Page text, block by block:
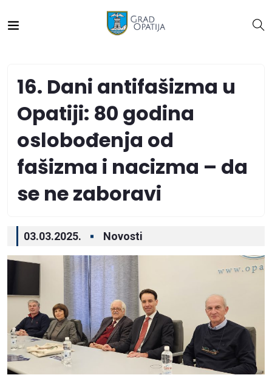
16. Dani antifašizma u
Opatiji: 80 godina
oslobođenja od
fašizma i nacizma – da
se ne zaboravi
03.03.2025. Novosti